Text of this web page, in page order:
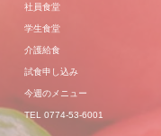
社員食堂
学生食堂
介護給食
試食申し込み
今週のメニュー
TEL 0774-53-6001